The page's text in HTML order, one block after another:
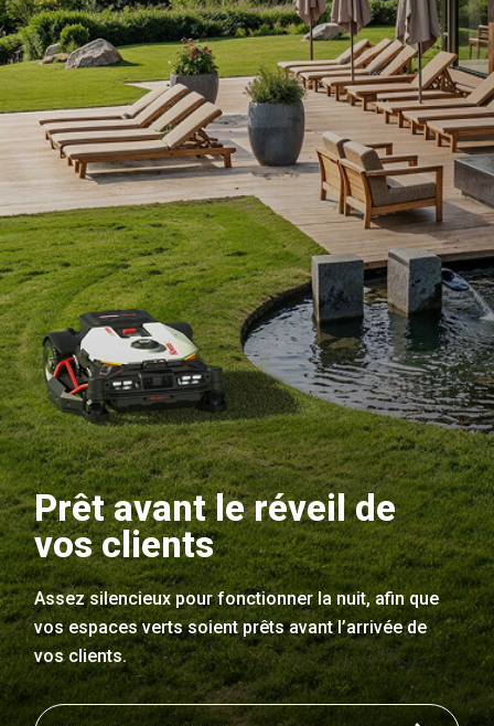
Prêt avant le réveil de
vos clients
Assez silencieux pour fonctionner la nuit, afin que
vos espaces verts soient prêts avant l’arrivée de
vos clients.